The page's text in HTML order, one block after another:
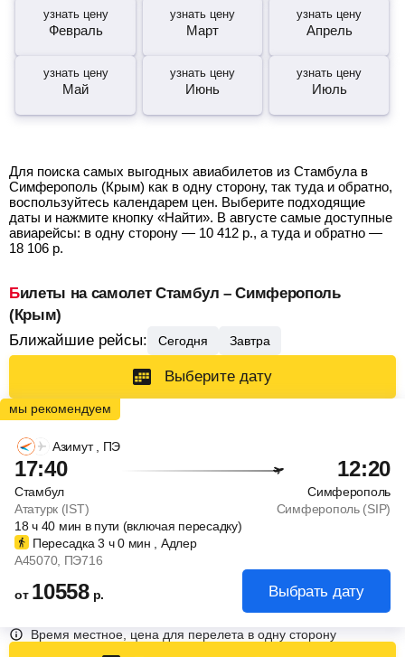
узнать цену
Февраль
узнать цену
Март
узнать цену
Апрель
узнать цену
Май
узнать цену
Июнь
узнать цену
Июль
Для поиска самых выгодных авиабилетов из Стамбула в
Симферополь (Крым) как в одну сторону, так туда и обратно,
воспользуйтесь календарем цен. Выберите подходящие
даты и нажмите кнопку «Найти». В августе самые доступные
авиарейсы: в одну сторону — 10 412 р., а туда и обратно —
18 106 р.
Билеты на самолет Стамбул – Симферополь
(Крым)
Ближайшие рейсы:
Сегодня Завтра
Выберите дату
Азимут , ПЭ
17:40 12:20
Стамбул
Симферополь
Ататурк (IST)
Симферополь (SIP)
18ч40 мин в пути (включая пересадку)
Пересадка 3 ч0 мин , Адлер
A45070, ПЭ716
от 10558 р. Выбрать дату
Время местное, цена для перелета в одну сторону